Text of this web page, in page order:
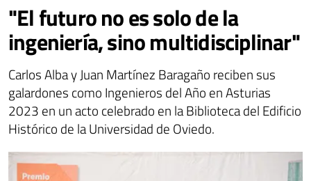
"El futuro no es solo de la
ingeniería, sino multidisciplinar"
Carlos Alba y Juan Martínez Baragaño reciben sus
galardones como Ingenieros del Año en Asturias
2023 en un acto celebrado en la Biblioteca del Edificio
Histórico de la Universidad de Oviedo.